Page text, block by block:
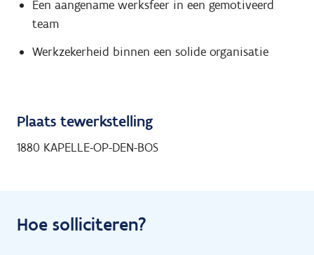
Een aangename werksfeer in een gemotiveerd
team
Werkzekerheid binnen een solide organisatie
Plaats tewerkstelling
1880 KAPELLE-OP-DEN-BOS
Hoe solliciteren?